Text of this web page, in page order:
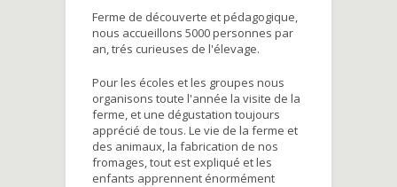
Ferme de découverte et pédagogique,
nous accueillons 5000 personnes par
an, trés curieuses de l'élevage.
Pour les écoles et les groupes nous
organisons toute l'année la visite de la
ferme, et une dégustation toujours
apprécié de tous. Le vie de la ferme et
des animaux, la fabrication de nos
fromages, tout est expliqué et les
enfants apprennent énormément